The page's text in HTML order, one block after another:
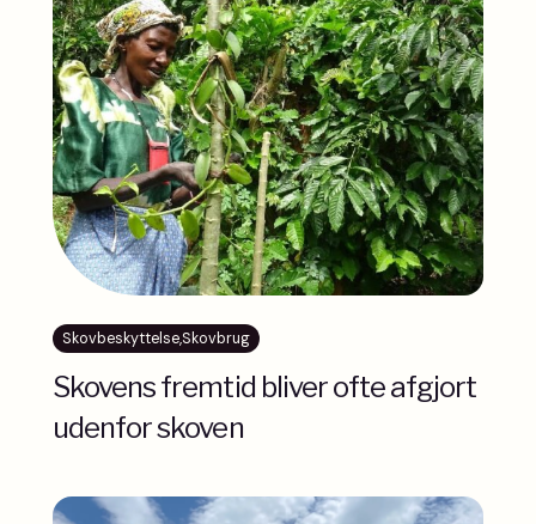
Skovbeskyttelse,Skovbrug
Skovens fremtid bliver ofte afgjort
udenfor skoven